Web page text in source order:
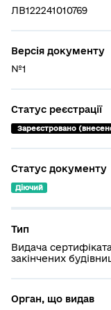
ЛВ122241010769
Версія документу
№1
Статус реєстрації
Зареєстровано
Статус документу
Діючий
Тип
Видача
закінчених
Орган, що видав